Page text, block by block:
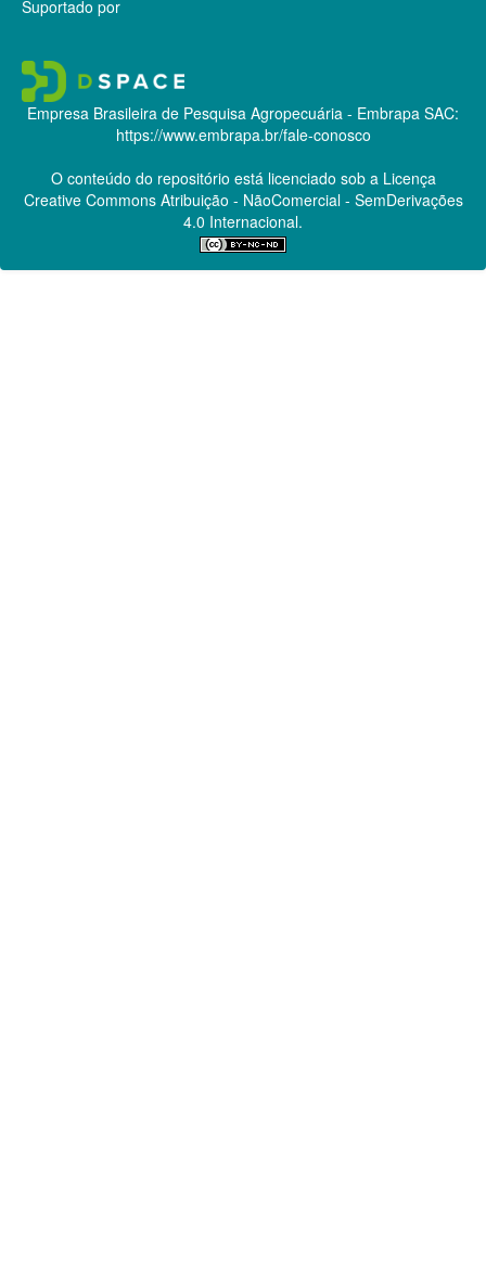
Suportado por
Empresa Brasileira de Pesquisa Agropecuária - Embrapa SAC:
https://www.embrapa.br/fale-conosco
O conteúdo do repositório está licenciado sob a Licença
Creative CommonsAtribuição - NãoComercial - SemDerivações
4.0 Internacional.